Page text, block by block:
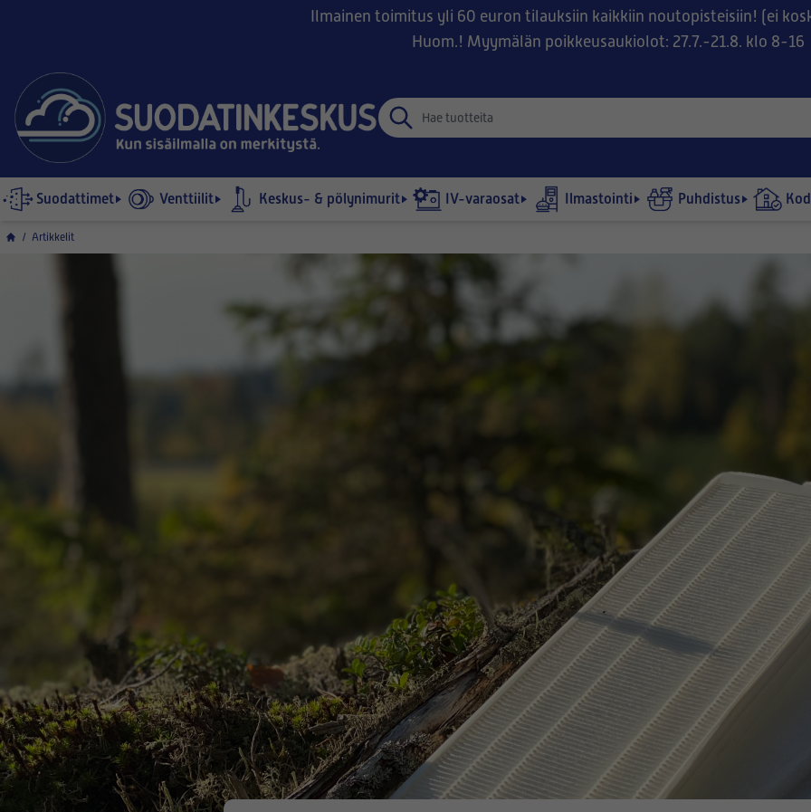
Ilmainen toimitus yli 60 euron tilauksiin kaikkiin noutopisteisiin! (ei
Huom.! Myymälän poikkeusaukiolot: 27.7.-21.8. klo 8-16
Suodattimet Venttiilit Keskus- & pölynimurit IV-varaosat Ilmastointi Puhdistus
/ Artikkelit